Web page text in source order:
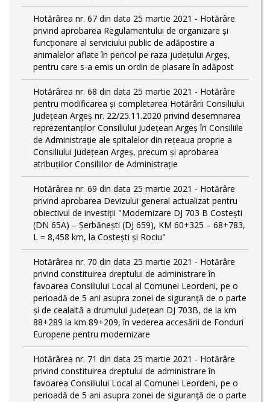
Hotărârea nr. 67 din data 25 martie 2021 - Hotărâre
privind aprobarea Regulamentului de organizare și
funcționare al serviciului public de adăpostire a
animalelor aflate în pericol pe raza județului Argeș,
pentru care s-a emis un ordin de plasare în adăpost
Hotărârea nr. 68 din data 25 martie 2021 - Hotărâre
pentru modificarea și completarea Hotărârii Consiliului
Judeţean Argeş nr. 22/25.11.2020 privind desemnarea
reprezentanților Consiliului Județean Argeș în Consiliile
de Administrație ale spitalelor din rețeaua proprie a
Consiliului Județean Argeș, precum și aprobarea
atribuțiilor Consiliilor de Administrație
Hotărârea nr. 69 din data 25 martie 2021 - Hotărâre
privind aprobarea Devizului general actualizat pentru
obiectivul de investiţii "Modernizare DJ 703 B Costeşti
(DN 65A) – Şerbăneşti (DJ 659), KM 60+325 – 68+783,
L = 8,458 km, la Costeşti şi Rociu"
Hotărârea nr. 70 din data 25 martie 2021 - Hotărâre
privind constituirea dreptului de administrare în
favoarea Consiliului Local al Comunei Leordeni, pe o
perioadă de 5 ani asupra zonei de siguranță de o parte
și de cealaltă a drumului județean DJ 703B, de la km
88+289 la km 89+209, în vederea accesării de Fonduri
Europene pentru modernizare
Hotărârea nr. 71 din data 25 martie 2021 - Hotărâre
privind constituirea dreptului de administrare în
favoarea Consiliului Local al Comunei Leordeni, pe o
perioadă de 5 ani asupra zonei de siguranță de o parte